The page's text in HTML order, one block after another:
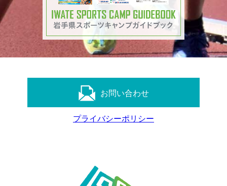
お問い合わせ
プライバシーポリシー